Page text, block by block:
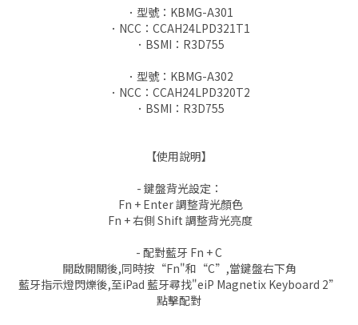
．型號：KBMG-A301
．NCC：CCAH24LPD321T1
．BSMI：R3D755
．型號：KBMG-A302
．NCC：CCAH24LPD320T2
．BSMI：R3D755
【使用說明】
- 鍵盤背光設定：
Fn + Enter 調整背光顏色
Fn + 右側 Shift 調整背光亮度
- 配對藍牙 Fn + C
開啟開關後,同時按“Fn"和“C”,當鍵盤右下角
藍牙指示燈閃爍後,至iPad 藍牙尋找"eiP Magnetix Keyboard 2”
點擊配對